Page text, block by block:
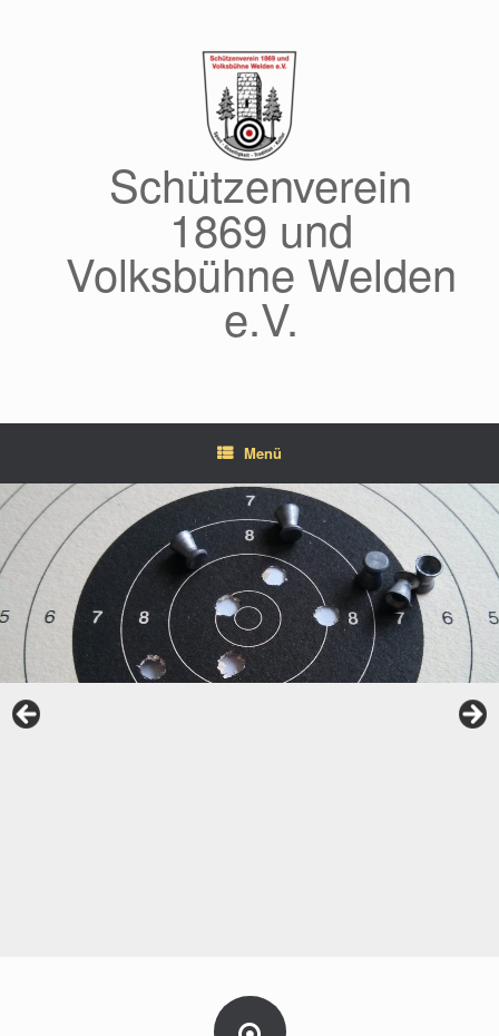
Schützenverein
1869 und
Volksbühne Welden
e.V.
Menü
Unsere neue Schießhalle
Unsere interaktive Schießanlage